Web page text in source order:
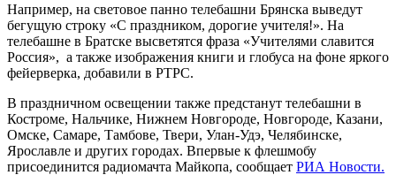
Например, на световое панно телебашни Брянска выведут
бегущую строку «С праздником, дорогие учителя!». На
телебашне в Братске высветятся фраза «Учителями славится
Россия», а также изображения книги и глобуса на фоне яркого
фейерверка, добавили в РТРС.
В праздничном освещении также предстанут телебашни в
Костроме, Нальчике, Нижнем Новгороде, Новгороде, Казани,
Омске, Самаре, Тамбове, Твери, Улан-Удэ, Челябинске,
Ярославле и других городах. Впервые к флешмобу
присоединится радиомачта Майкопа, сообщает РИА Новости.